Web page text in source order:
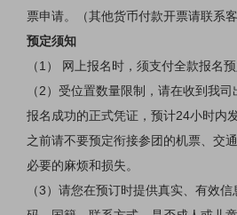
票申请。（其他货币付款开票请联系客
预定须知
（1） 网上报名时，须支付全款报名预
（2）受位置数量限制，请在收到我
报名成功的正式凭证，预计24小时内
之前请不要预定衔接参团的机票、交
必要的麻烦和损失。
（3）请您在预订时提供真实、有效